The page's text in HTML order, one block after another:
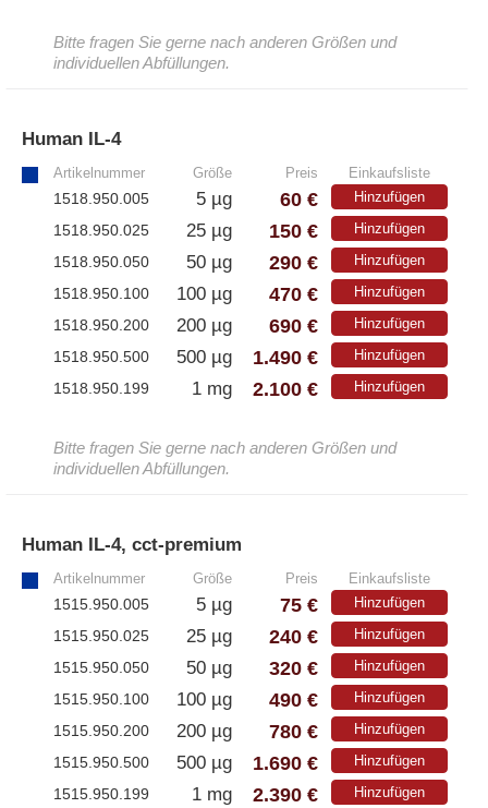
– Antikörper
Antikörper
– Alle Antikörper
– Anti-murine
– Anti-rat
– CD-Antikörper
– Monoclonale Antikörper
– Polyclonale Antikörper
White Label und Geräte
– EzScope 101 Live Cell Imaging System
Bitte fragen Sie gerne nach anderen Größen und
individuellen Abfüllungen.
Human IL-4
Artikelnummer Größe Preis Einkaufsliste
1518.950.005 5 µg 60 € Hinzufügen
1518.950.025 25 µg 150 € Hinzufügen
1518.950.050 50 µg 290 € Hinzufügen
1518.950.100 100 µg 470 € Hinzufügen
1518.950.200 200 µg 690 € Hinzufügen
1518.950.500 500 µg 1.490 € Hinzufügen
1518.950.199 1 mg 2.100 € Hinzufügen
Bitte fragen Sie gerne nach anderen Größen und
individuellen Abfüllungen.
Human IL-4, cct-premium
Artikelnummer Größe Preis Einkaufsliste
1515.950.005 5 µg 75 € Hinzufügen
1515.950.025 25 µg 240 € Hinzufügen
1515.950.050 50 µg 320 € Hinzufügen
1515.950.100 100 µg 490 € Hinzufügen
1515.950.200 200 µg 780 € Hinzufügen
1515.950.500 500 µg 1.690 € Hinzufügen
1515.950.199 1 mg 2.390 € Hinzufügen